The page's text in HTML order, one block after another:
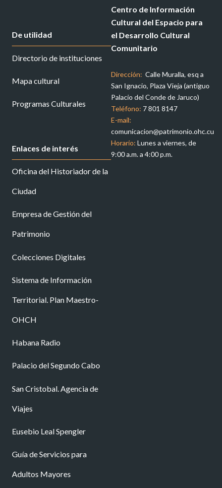
De utilidad
Directorio de instituciones
Mapa cultural
Programas Culturales
Enlaces de interés
Oficina del Historiador de la
Ciudad
Empresa de Gestión del
Patrimonio
Colecciones Digitales
Sistema de Información
Territorial. Plan Maestro-
OHCH
Habana Radio
Palacio del Segundo Cabo
San Cristobal. Agencia de
Viajes
Eusebio Leal Spengler
Guía de Servicios para
Adultos Mayores
Centro de Información
Cultural del Espacio para
el Desarrollo Cultural
Comunitario
Dirección: Calle Muralla, esq a
San Ignacio, Plaza Vieja (antiguo
Palacio del Conde de Jaruco)
Teléfono: 7 801 8147
E-mail:
comunicacion@patrimonio.ohc.cu
Horario: Lunes a viernes, de
9:00 a.m. a 4:00 p.m.